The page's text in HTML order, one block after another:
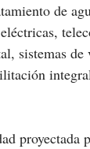
de
sistemas
proyectada